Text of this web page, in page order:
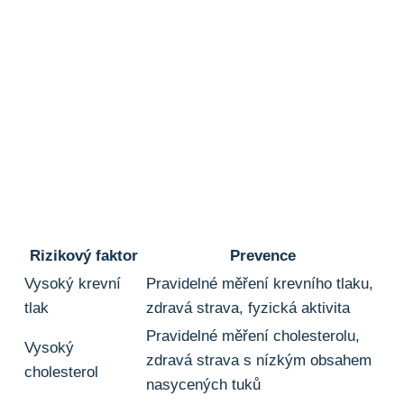
Rizikový faktor
Prevence
Vysoký krevní
tlak
Pravidelné měření krevního⁢ tlaku,
zdravá strava, fyzická aktivita
Vysoký
⁤cholesterol
Pravidelné měření cholesterolu,
zdravá strava s nízkým obsahem
nasycených tuků